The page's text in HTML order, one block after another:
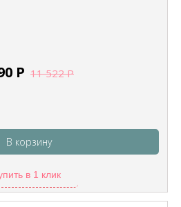
Р 11 522Р
В корзину
в 1 клик